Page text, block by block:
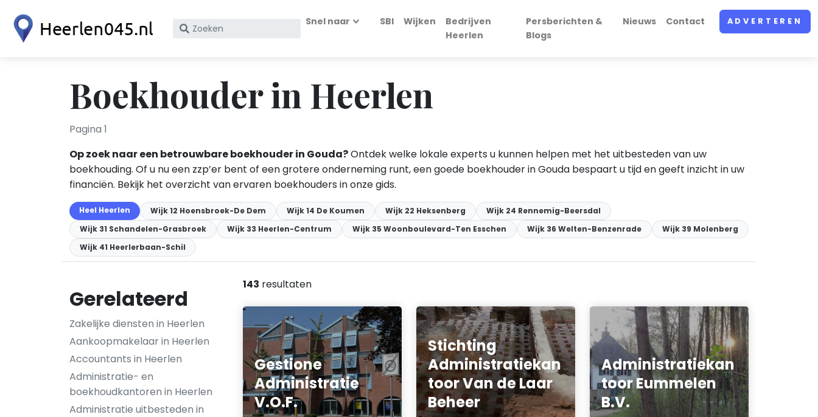
Zoek
KvK
nummer
Snel naar SBI Wijken
Bedrijven
Heerlen
Persberichten &
Blogs
Nieuws Contact ADVERTEREN
Boekhouder in Heerlen
Pagina 1
Op zoek naar een betrouwbare boekhouder in Gouda?Ontdek welke lokale experts u kunnen helpen met het uitbesteden van uw
boekhouding. Of u nu een zzp’er bent of een grotere onderneming runt, een goede boekhouder in Gouda bespaart u tijd en geeft inzicht in uw
financiën. Bekijk het overzicht van ervaren boekhouders in onze gids.
Heel Heerlen Wijk 12 Hoensbroek-De Dem Wijk 14 De Koumen Wijk 22 Heksenberg
Wijk 24 Rennemig-Beersdal
Wijk 31 Schandelen-Grasbroek
Wijk 33 Heerlen-Centrum Wijk 35 Woonboulevard-Ten Esschen Wijk 36 Welten-Benzenrade
Wijk 39 Molenberg
Wijk 41 Heerlerbaan-Schil
Gerelateerd
Zakelijke diensten in Heerlen
Aankoopmakelaar in Heerlen
Accountants in Heerlen
Administratie- en
boekhoudkantoren in Heerlen
Administratie uitbesteden in
143 resultaten
Gestione
Administratie
V.O.F.
Stichting
Administratiekan
toor Van de Laar
Beheer
Administratiekan
toor Eummelen
B.V.